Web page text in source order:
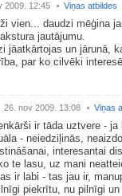
2009. 12:45 Viņas atbildes
vien... daudzi mēģina
jautājumu.
jāatkārtojas un jārunā,
par ko cilvēki
26. nov 2009. 13:08 Viņas
ir tāda uztvere -
- neiedziļinās,
interesantai
te lasu, uz mani
ir labi - tas jau ir,
piekrītu, nu pilnīgi